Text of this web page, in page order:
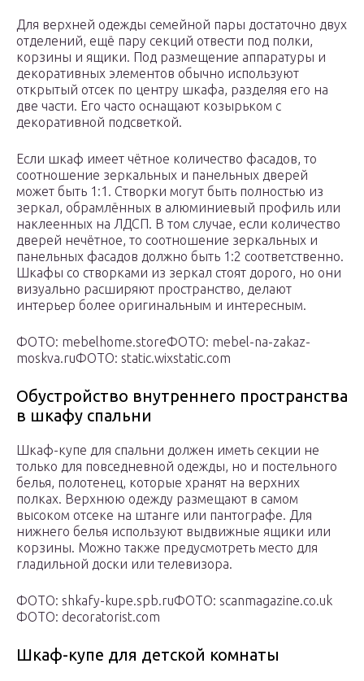
Для верхней одежды семейной пары достаточно двух
отделений, ещё пару секций отвести под полки,
корзины и ящики. Под размещение аппаратуры и
декоративных элементов обычно используют
открытый отсек по центру шкафа, разделяя его на
две части. Его часто оснащают козырьком с
декоративной подсветкой.
Если шкаф имеет чётное количество фасадов, то
соотношение зеркальных и панельных дверей
может быть 1:1. Створки могут быть полностью из
зеркал, обрамлённых в алюминиевый профиль или
наклеенных на ЛДСП. В том случае, если количество
дверей нечётное, то соотношение зеркальных и
панельных фасадов должно быть 1:2 соответственно.
Шкафы со створками из зеркал стоят дорого, но они
визуально расширяют пространство, делают
интерьер более оригинальным и интересным.
ФОТО: mebelhome.storeФОТО: mebel-na-zakaz-
moskva.ruФОТО: static.wixstatic.com
Обустройство внутреннего пространства
в шкафу спальни
Шкаф-купе для спальни должен иметь секции не
только для повседневной одежды, но и постельного
белья, полотенец, которые хранят на верхних
полках. Верхнюю одежду размещают в самом
высоком отсеке на штанге или пантографе. Для
нижнего белья используют выдвижные ящики или
корзины. Можно также предусмотреть место для
гладильной доски или телевизора.
ФОТО: shkafy-kupe.spb.ruФОТО: scanmagazine.co.uk
ФОТО: decoratorist.com
Шкаф-купе для детской комнаты